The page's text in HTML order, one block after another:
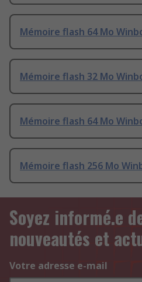
Mémoire flash 64 Mo
Mémoire flash 32 Mo
Mémoire flash 64 Mo
Mémoire flash 256 Mo
Soyez informé.e
nouveautés et
Votre adresse e-mail